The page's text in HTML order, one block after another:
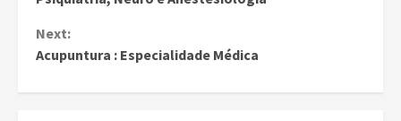
Reading
Next:
Acupuntura : Especialidade Médica